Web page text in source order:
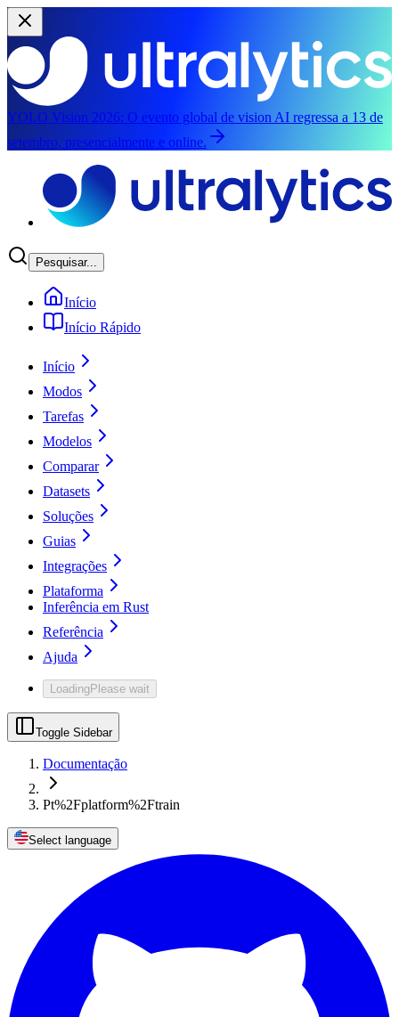
YOLO Vision 2026: O evento global de vision AI regressa a 13 de
setembro, presencialmente e online.
Pesquisar...
Início
Início Rápido
Início
Modos
Tarefas
Modelos
Comparar
Datasets
Soluções
Guias
Integrações
Plataforma
Inferência em Rust
Referência
Ajuda
LoadingPlease wait
Toggle Sidebar
Documentação
Pt%2Fplatform%2Ftrain
Select language